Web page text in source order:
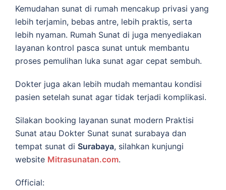
Kemudahan sunat di rumah mencakup privasi yang
lebih terjamin, bebas antre, lebih praktis, serta
lebih nyaman. Rumah Sunat di juga menyediakan
layanan kontrol pasca sunat untuk membantu
proses pemulihan luka sunat agar cepat sembuh.
Dokter juga akan lebih mudah memantau kondisi
pasien setelah sunat agar tidak terjadi komplikasi.
Silakan booking layanan sunat modern Praktisi
Sunat atau Dokter Sunat sunat surabaya dan
tempat sunat di Surabaya, silahkan kunjungi
website Mitrasunatan.com.
Official: